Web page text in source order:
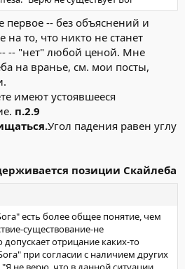
первое -- без объяснений и
на то, что никто не станет
-- "нет" любой ценой. Мне
на вранье, см. мои посты,
имеют устоявшееся
п.2.9
Угол падения равен углу
позиции Скайлеба
есть более общее понятие, чем
существование-не
отрицание каких-то
при согласии с наличием других